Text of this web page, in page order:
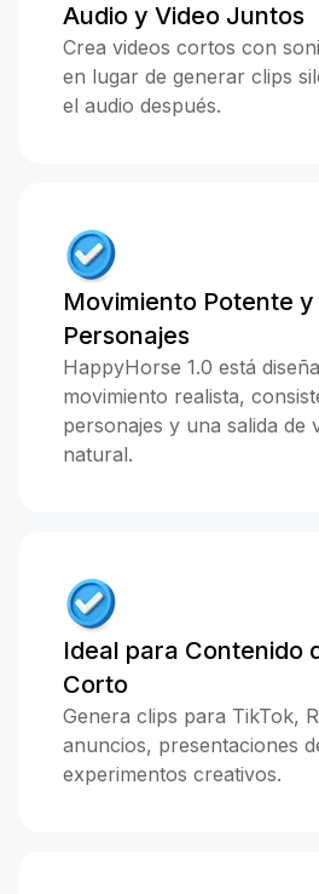
Audio y Video Juntos
Crea videos cortos con
en lugar de generar clips
el audio después.
Movimiento Potente
Personajes
HappyHorse 1.0 está
movimiento realista,
personajes y una salida de
natural.
Ideal para Contenido
Corto
Genera clips para TikTok,
anuncios, presentaciones
experimentos creativos.